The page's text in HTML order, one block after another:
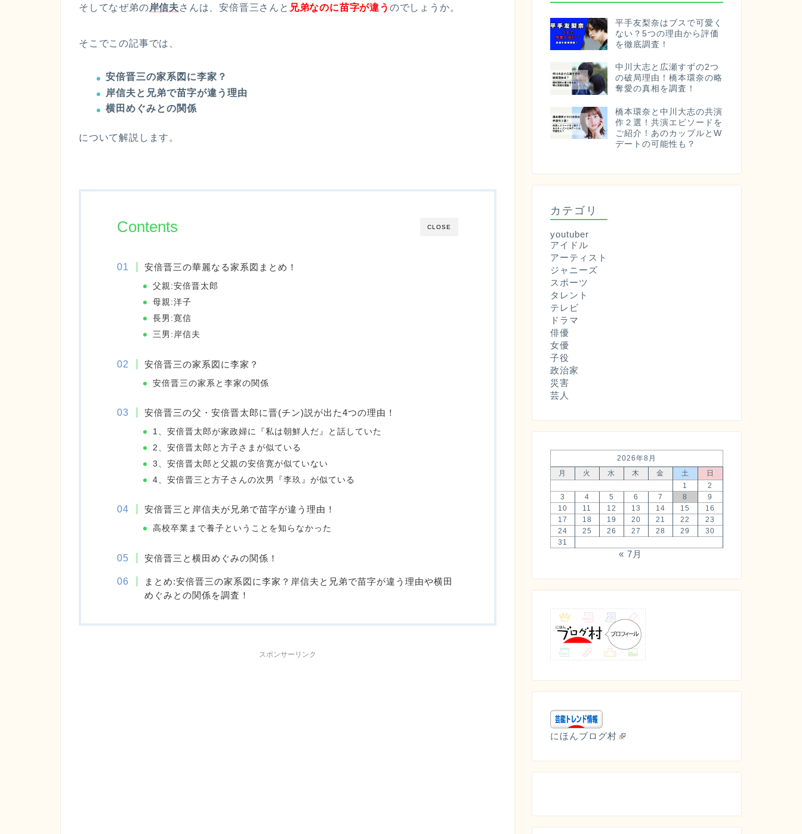
そしてなぜ弟の岸信夫さんは、安倍晋三さんと 兄弟なのに苗字が違う のでしょうか。
そこでこの記事では、
安倍晋三の家系図に李家？
岸信夫と兄弟で苗字が違う理由
横田めぐみとの関係
について解説します。
CLOSE
Contents
安倍晋三の華麗なる家系図まとめ！
父親:安倍晋太郎
母親:洋子
長男:寛信
三男:岸信夫
安倍晋三の家系図に李家？
安倍晋三の家系と李家の関係
安倍晋三の父・安倍晋太郎に晋(チン)説が出た4つの理由！
1、安倍晋太郎が家政婦に『私は朝鮮人だ』と話していた
2、安倍晋太郎と方子さまが似ている
3、安倍晋太郎と父親の安倍寛が似ていない
4、安倍晋三と方子さんの次男『李玖』が似ている
安倍晋三と岸信夫が兄弟で苗字が違う理由！
高校卒業まで養子ということを知らなかった
安倍晋三と横田めぐみの関係！
まとめ:安倍晋三の家系図に李家？岸信夫と兄弟で苗字が違う理由や横田
めぐみとの関係を調査！
スポンサーリンク
平手友梨奈はブスで可愛く
ない？5つの理由から評価
を徹底調査！
中川大志と広瀬すずの2つ
の破局理由！橋本環奈の略
奪愛の真相を調査！
橋本環奈と中川大志の共演
作２選！共演エピソードを
ご紹介！あのカップルとW
デートの可能性も？
カテゴリ
youtuber
アイドル
アーティスト
ジャニーズ
スポーツ
タレント
テレビ
ドラマ
俳優
女優
子役
政治家
災害
芸人
2026年8月
月
火 水 木 金 土
日
1
2
3
4 5 6 7 8
9
10
11 12 13 14 15
16
17
18 19 20 21 22
23
24
25 26 27 28 29
30
31
« 7月
にほんブログ村